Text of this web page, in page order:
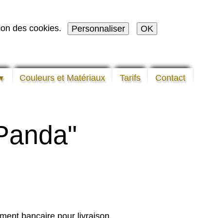
des cookies. Personnaliser OK
Couleurs et Matériaux Tarifs Contact
bancaire pour livraison.